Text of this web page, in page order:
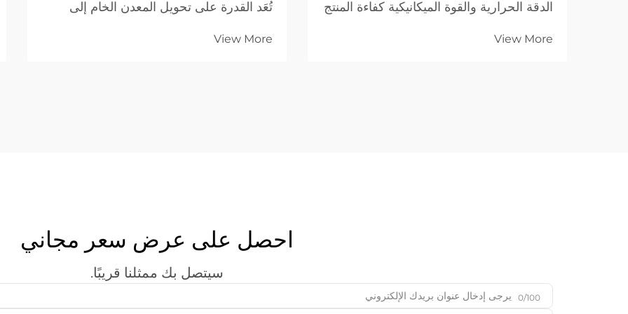
الدقة الحرارية والقوة الميكانيكية كفاءة المنتج
اعتمدت عمليات القطع الميكانيكي—التي
View More
تُعَد القدرة على تحويل المعدن الخام إلى
ومع اتجاه الصناعات العالمية نحو تصاميم أكثر
View More
احصل على عرض سعر مجاني
سيتصل بك ممثلنا قريبًا.
0/100